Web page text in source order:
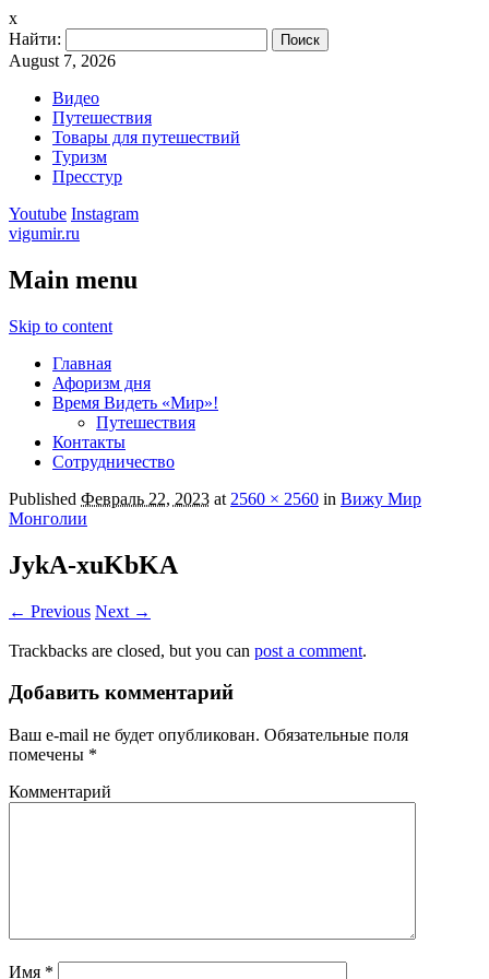
x
Найти:
August 7, 2026
Видео
Путешествия
Товары для путешествий
Туризм
Пресстур
Youtube Instagram
vigumir.ru
Main menu
Skip to content
Главная
Афоризм дня
Время Видеть «Мир»!
Путешествия
Контакты
Сотрудничество
Published Февраль 22, 2023 at 2560 × 2560 in Вижу Мир
Монголии
JykA-xuKbKA
← Previous Next →
Trackbacks are closed, but you can post a comment.
Добавить комментарий
Ваш e-mail не будет опубликован. Обязательные поля
помечены *
Комментарий
Имя *